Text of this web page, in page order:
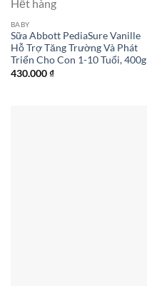
Hết hàng
BABY
Sữa Abbott PediaSure Vanille
Hỗ Trợ Tăng Trường Và Phát
Triển Cho Con 1-10 Tuổi, 400g
430.000₫